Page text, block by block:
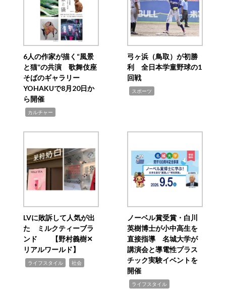
6人の作家が描く“風景
と猫”の共演 歌舞伎座
そばのギャラリー
YOHAKUで8月20日か
ら開催
カルチャー
弓ヶ浜（鳥取）が初勝
利 全日本学童野球の1
回戦
スポーツ
LVに敗訴して人気が出
た ミルクティーブラ
ンド 【野村義樹✕
リアルワールド】
ライフスタイル 社会
ノーベル賞受賞・白川
英樹博士が小中高生を
直接指導 名城大学が
講演会と導電性プラス
チック実験イベントを
開催
ライフスタイル